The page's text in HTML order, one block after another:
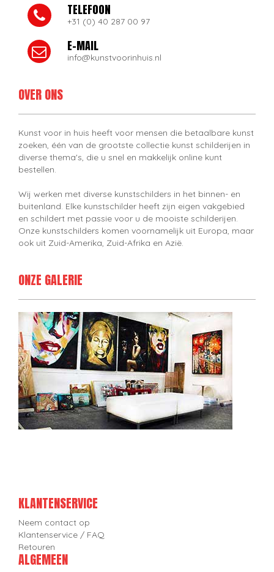
TELEFOON
+31 (0) 40 287 00 97
E-MAIL
info@kunstvoorinhuis.nl
OVER ONS
Kunst voor in huis heeft voor mensen die betaalbare kunst
zoeken, één van de grootste collectie kunst schilderijen in
diverse thema's, die u snel en makkelijk online kunt
bestellen.
Wij werken met diverse kunstschilders in het binnen- en
buitenland. Elke kunstschilder heeft zijn eigen vakgebied
en schildert met passie voor u de mooiste schilderijen.
Onze kunstschilders komen voornamelijk uit Europa, maar
ook uit Zuid-Amerika, Zuid-Afrika en Azië.
ONZE GALERIE
KLANTENSERVICE
Neem contact op
Klantenservice / FAQ
Retouren
ALGEMEEN